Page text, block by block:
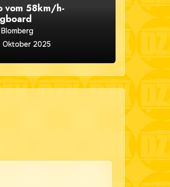
vom 58km/h-
Blomberg
Oktober 2025